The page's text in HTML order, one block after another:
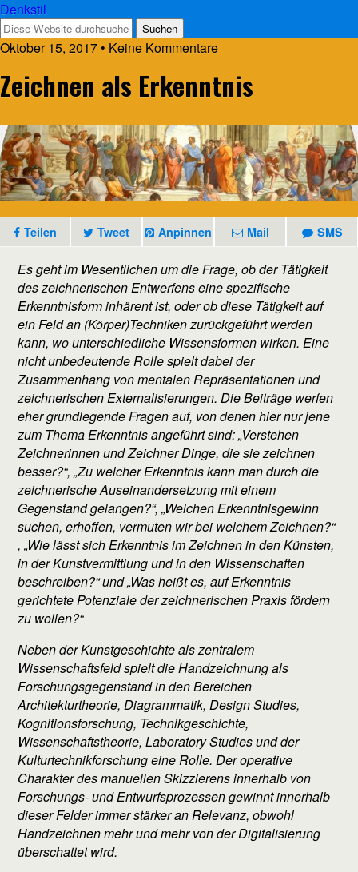
Denkstil
Oktober 15, 2017 • Keine Kommentare
Zeichnen als Erkenntnis
Teilen Tweet Anpinnen Mail SMS
Es geht im Wesentlichen um die Frage, ob der Tätigkeit
des zeichnerischen Entwerfens eine spezifische
Erkenntnisform inhärent ist, oder ob diese Tätigkeit auf
ein Feld an (Körper)Techniken zurückgeführt werden
kann, wo unterschiedliche Wissensformen wirken. Eine
nicht unbedeutende Rolle spielt dabei der
Zusammenhang von mentalen Repräsentationen und
zeichnerischen Externalisierungen. Die Beiträge werfen
eher grundlegende Fragen auf, von denen hier nur jene
zum Thema Erkenntnis angeführt sind: „Verstehen
Zeichnerinnen und Zeichner Dinge, die sie zeichnen
besser?“, „Zu welcher Erkenntnis kann man durch die
zeichnerische Auseinandersetzung mit einem
Gegenstand gelangen?“, „Welchen Erkenntnisgewinn
suchen, erhoffen, vermuten wir bei welchem Zeichnen?“
, „Wie lässt sich Erkenntnis im Zeichnen in den Künsten,
in der Kunstvermittlung und in den Wissenschaften
beschreiben?“ und „Was heißt es, auf Erkenntnis
gerichtete Potenziale der zeichnerischen Praxis fördern
zu wollen?“
Neben der Kunstgeschichte als zentralem
Wissenschaftsfeld spielt die Handzeichnung als
Forschungsgegenstand in den Bereichen
Architekturtheorie, Diagrammatik, Design Studies,
Kognitionsforschung, Technikgeschichte,
Wissenschaftstheorie, Laboratory Studies und der
Kulturtechnikforschung eine Rolle. Der operative
Charakter des manuellen Skizzierens innerhalb von
Forschungs- und Entwurfsprozessen gewinnt innerhalb
dieser Felder immer stärker an Relevanz, obwohl
Handzeichnen mehr und mehr von der Digitalisierung
überschattet wird.